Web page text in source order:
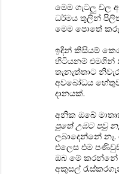
මෙම ගැටලු වල
ධර්මය තුලින්
මෙම පොතේ
ඉදින් කිසියම්
හිටියනම් එමගින්
තැනැත්තාට
අවබෝධය
දානයක්.
අනික ඔබේ
පුතේ උඹට පවු
ලබාදෙන්නේ
එලෙස එම
ඔබ මේ කරන්නේ
අකුසල්